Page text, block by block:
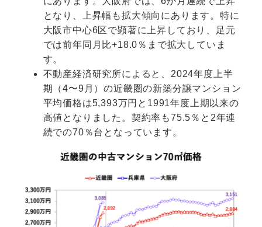
となり、上昇幅も拡大傾向にあります。特に
大阪市中心6区で顕著に上昇しており、足元
では前年同月比+18.0％まで拡大していま
す。
不動産経済研究所によると、2024年度上半
期（4〜9月）の近畿圏の新築分譲マンション
平均価格は5,393万円と1991年度上期以来の
高値となりました。契約率も75.5％と2年連
続での70％台となっています。